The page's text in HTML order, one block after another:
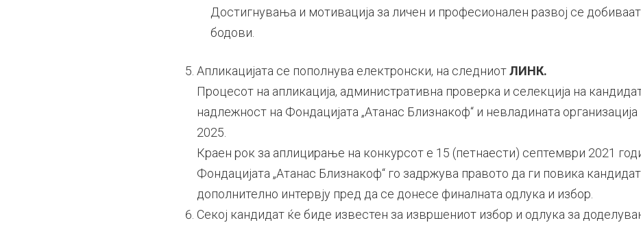
Достигнувања и мотивација за личен и професионален развој се добиваат
бодови.
Апликацијата се пополнува електронски, на следниотЛИНК.
Процесот на апликација, административна проверка и селекција на
надлежност на Фондацијата „Атанас Близнакоф“ и невладината
2025.
Краен рок за аплицирање на конкурсот е 15 (петнаести) септември 2021
Фондацијата „Атанас Близнакоф“ го задржува правото да ги повика
дополнително интервју пред да се донесе финалната одлука и избор.
Секој кандидат ќе биде известен за извршениот избор и одлука за